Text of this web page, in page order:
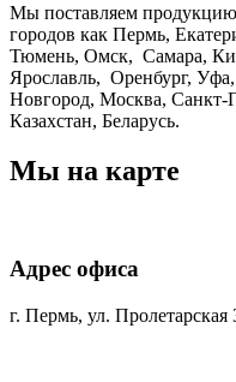
Мы поставляем
городов как Пермь,
Тюмень, Омск, Самара,
Ярославль, Оренбург,
Новгород, Москва, Санкт-
Казахстан, Беларусь.
Мы на карте
Адрес офиса
г. Пермь, ул. Пролетарская